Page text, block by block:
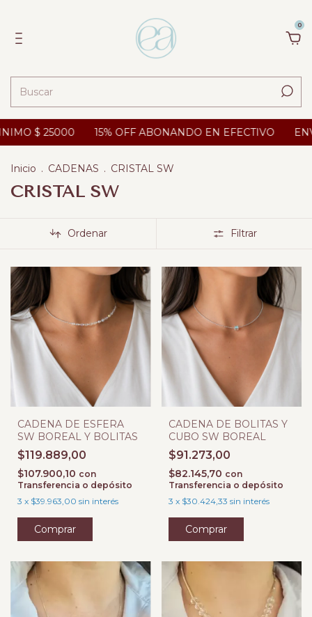
0
25000 15% OFF ABONANDO EN EFECTIVO ENVIOS A
Inicio . CADENAS . CRISTAL SW
CRISTAL SW
Ordenar Filtrar
CADENA DE ESFERA
SW BOREAL Y BOLITAS
$119.889,00
$107.900,10 con
Transferencia o depósito
3 x $39.963,00 sin interés
CADENA DE BOLITAS Y
CUBO SW BOREAL
$91.273,00
$82.145,70 con
Transferencia o depósito
3 x $30.424,33 sin interés